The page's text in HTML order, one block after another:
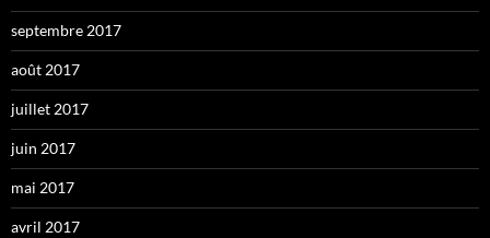
septembre 2017
août 2017
juillet 2017
juin 2017
mai 2017
avril 2017